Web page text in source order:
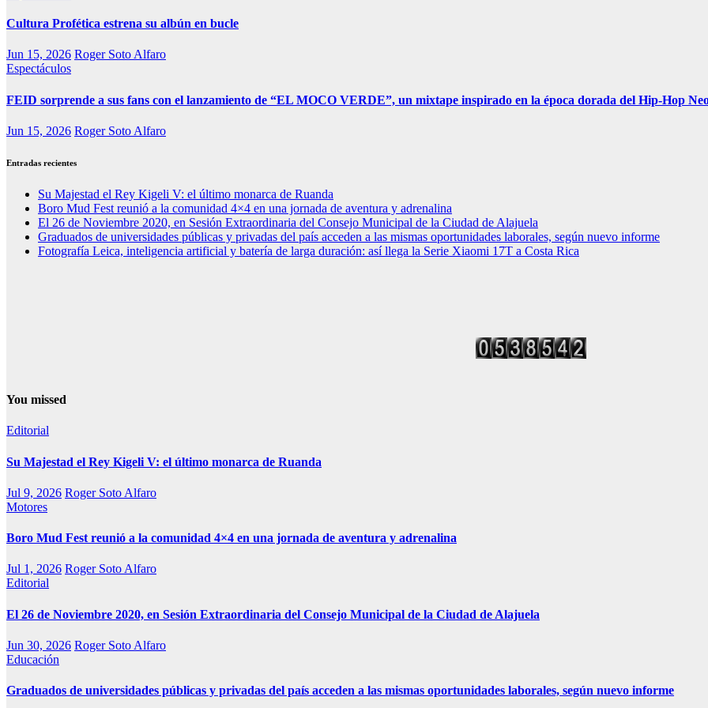
Cultura Profética estrena su albún en bucle
Jun 15, 2026 Roger Soto Alfaro
Espectáculos
FEID sorprende a sus fans con el lanzamiento de “EL MOCO VERDE”, un mixtape inspirado en la época dorada del Hip-Hop
Jun 15, 2026 Roger Soto Alfaro
Entradas recientes
Su Majestad el Rey Kigeli V: el último monarca de Ruanda
Boro Mud Fest reunió a la comunidad 4×4 en una jornada de aventura y adrenalina
El 26 de Noviembre 2020, en Sesión Extraordinaria del Consejo Municipal de la Ciudad de Alajuela
Graduados de universidades públicas y privadas del país acceden a las mismas oportunidades laborales, según nuevo informe
Fotografía Leica, inteligencia artificial y batería de larga duración: así llega la Serie Xiaomi 17T a Costa Rica
You missed
Editorial
Su Majestad el Rey Kigeli V: el último monarca de Ruanda
Jul 9, 2026 Roger Soto Alfaro
Motores
Boro Mud Fest reunió a la comunidad 4×4 en una jornada de aventura y adrenalina
Jul 1, 2026 Roger Soto Alfaro
Editorial
El 26 de Noviembre 2020, en Sesión Extraordinaria del Consejo Municipal de la Ciudad de Alajuela
Jun 30, 2026 Roger Soto Alfaro
Educación
Graduados de universidades públicas y privadas del país acceden a las mismas oportunidades laborales, según nuevo informe